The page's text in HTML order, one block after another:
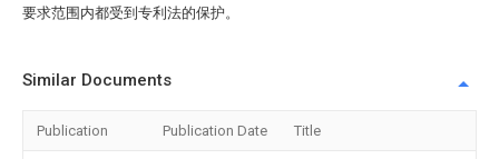
要求范围内都受到专利法的保护。
Similar Documents
Publication Publication Date Title